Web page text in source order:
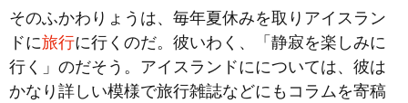
そのふかわりょうは、毎年夏休みを取りアイスラン
ドに旅行に行くのだ。彼いわく、「静寂を楽しみに
行く」のだそう。アイスランドにについては、彼は
かなり詳しい模様で旅行雑誌などにもコラムを寄稿